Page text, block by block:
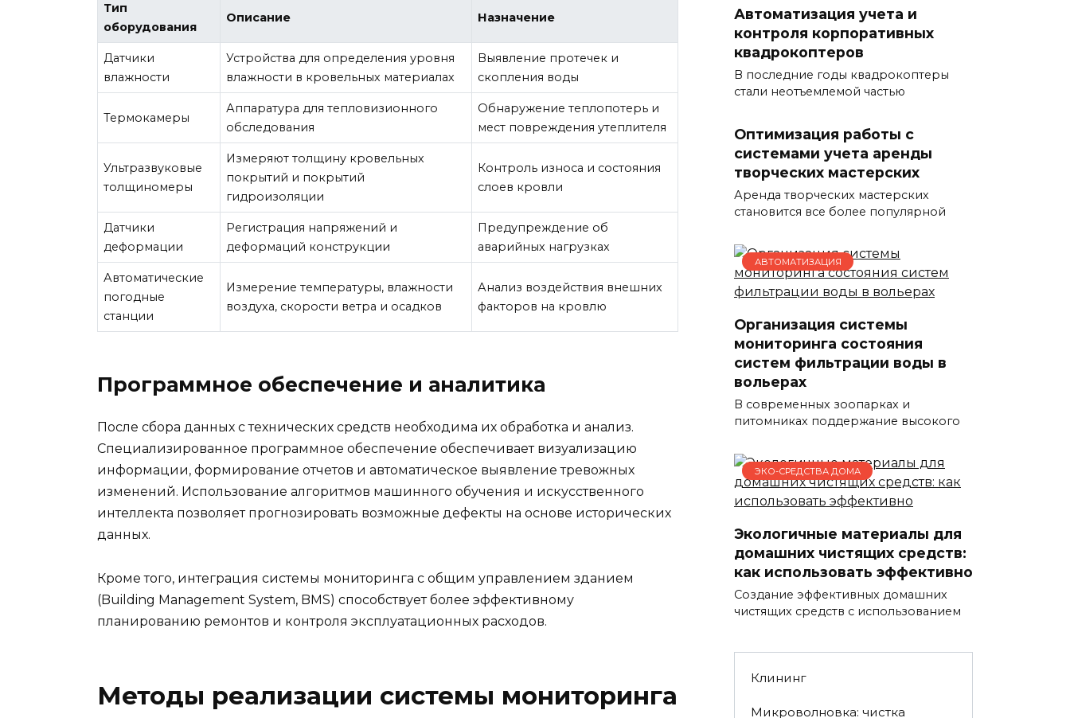
Тип
оборудования
Описание Назначение
Датчики
влажности
Устройства для определения уровня
влажности в кровельных материалах
Выявление протечек и
скопления воды
Термокамеры
Аппаратура для тепловизионного
обследования
Обнаружение теплопотерь и
мест повреждения утеплителя
Ультразвуковые
толщиномеры
Измеряют толщину кровельных
покрытий и покрытий
гидроизоляции
Контроль износа и состояния
слоев кровли
Датчики
деформации
Регистрация напряжений и
деформаций конструкции
Предупреждение об
аварийных нагрузках
Автоматические
погодные
станции
Измерение температуры, влажности
воздуха, скорости ветра и осадков
Анализ воздействия внешних
факторов на кровлю
Программное обеспечение и аналитика
После сбора данных с технических средств необходима их обработка и анализ.
Специализированное программное обеспечение обеспечивает визуализацию
информации, формирование отчетов и автоматическое выявление тревожных
изменений. Использование алгоритмов машинного обучения и искусственного
интеллекта позволяет прогнозировать возможные дефекты на основе исторических
данных.
Кроме того, интеграция системы мониторинга с общим управлением зданием
(Building Management System, BMS) способствует более эффективному
планированию ремонтов и контроля эксплуатационных расходов.
Методы реализации системы мониторинга
Автоматизация учета и
контроля корпоративных
квадрокоптеров
В последние годы квадрокоптеры
стали неотъемлемой частью
Оптимизация работы с
системами учета аренды
творческих мастерских
Аренда творческих мастерских
становится все более популярной
АВТОМАТИЗАЦИЯ
Организация системы
мониторинга состояния
систем фильтрации воды в
вольерах
В современных зоопарках и
питомниках поддержание высокого
ЭКО-СРЕДСТВА ДОМА
Экологичные материалы для
домашних чистящих средств:
как использовать эффективно
Создание эффективных домашних
чистящих средств с использованием
Клининг
Микроволновка: чистка